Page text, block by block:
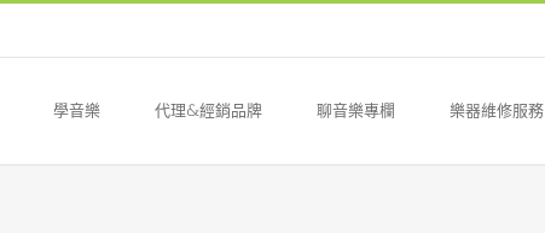
學音樂 代理&經銷品牌 聊音樂專欄 樂器維修服務